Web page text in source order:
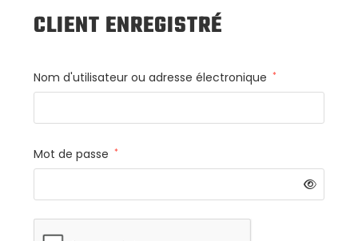
CLIENT ENREGISTRÉ
Nom d'utilisateur ou adresse électronique *
Mot de passe *